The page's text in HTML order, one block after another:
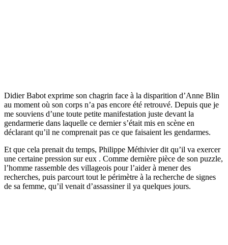
Didier Babot exprime son chagrin face à la disparition d’Anne Blin
au moment où son corps n’a pas encore été retrouvé. Depuis que je
me souviens d’une toute petite manifestation juste devant la
gendarmerie dans laquelle ce dernier s’était mis en scène en
déclarant qu’il ne comprenait pas ce que faisaient les gendarmes.
Et que cela prenait du temps, Philippe Méthivier dit qu’il va exercer
une certaine pression sur eux . Comme dernière pièce de son puzzle,
l’homme rassemble des villageois pour l’aider à mener des
recherches, puis parcourt tout le périmètre à la recherche de signes
de sa femme, qu’il venait d’assassiner il ya quelques jours.